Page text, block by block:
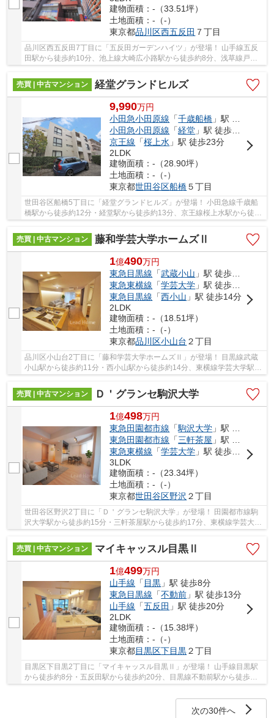
建物面積：-（33.51坪）
土地面積：-（-）
東京都品川区西五反田 ７丁目
品川区西五反田7丁目に「五反田ガーデンハイツ」が登場！ 山手線五反
田駅から徒歩約10分、池上線大崎広小路駅から徒歩約8分、浅草線戸越
売買 | 中古マンション
経堂グランドヒルズ
9,990万円
小田急小田原線 「千歳船橋 」駅 徒歩12分
小田急小田原線 「経堂 」駅 徒歩13分
京王線 「桜上水 」駅 徒歩23分
2LDK
建物面積：-（28.90坪）
土地面積：-（-）
東京都世田谷区船橋５丁目
世田谷区船橋5丁目に「経堂グランドヒルズ」が登場！ 小田急線千歳船
橋駅から徒歩約12分・経堂駅から徒歩約13分、京王線桜上水駅から徒歩
売買 | 中古マンション
藤和学芸大学ホームズⅡ
1億490万円
東急目黒線 「武蔵小山 」駅 徒歩11分
東急東横線 「学芸大学 」駅 徒歩13分
東急目黒線 「西小山 」駅 徒歩14分
2LDK
建物面積：-（18.51坪）
土地面積：-（-）
東京都品川区小山台 ２丁目
品川区小山台2丁目に「藤和学芸大学ホームズⅡ」が登場！ 目黒線武蔵
小山駅から徒歩約11分・西小山駅から徒歩約14分、東横線学芸大学駅か
売買 | 中古マンション
Ｄ＇グランセ駒沢大学
1億498万円
東急田園都市線 「駒沢大学 」駅 徒歩15分
東急田園都市線 「三軒茶屋 」駅 徒歩17分
東急東横線 「学芸大学 」駅 徒歩17分
3LDK
建物面積：-（23.34坪）
土地面積：-（-）
東京都世田谷区野沢 ２丁目
世田谷区野沢2丁目に「Ｄ＇グランセ駒沢大学」が登場！ 田園都市線駒
沢大学駅から徒歩約15分・三軒茶屋駅から徒歩約17分、東横線学芸大学
駅から徒歩約17分。 2路線3駅利用可能な大変便...
売買 | 中古マンション
マイキャッスル目黒Ⅱ
1億499万円
山手線 「 目黒 」駅 徒歩8分
東急目黒線 「不動前 」駅 徒歩13分
山手線 「五反田 」駅 徒歩20分
2LDK
建物面積：-（15.38坪）
土地面積：-（-）
東京都目黒区下目黒２丁目
目黒区下目黒2丁目に「マイキャッスル目黒Ⅱ」が登場！ 山手線目黒駅
から徒歩約8分・五反田駅から徒歩約20分、目黒線不動前駅から徒歩約
13分。 6路線3駅利用可能な大変便利な立地に位置...
次の30件へ